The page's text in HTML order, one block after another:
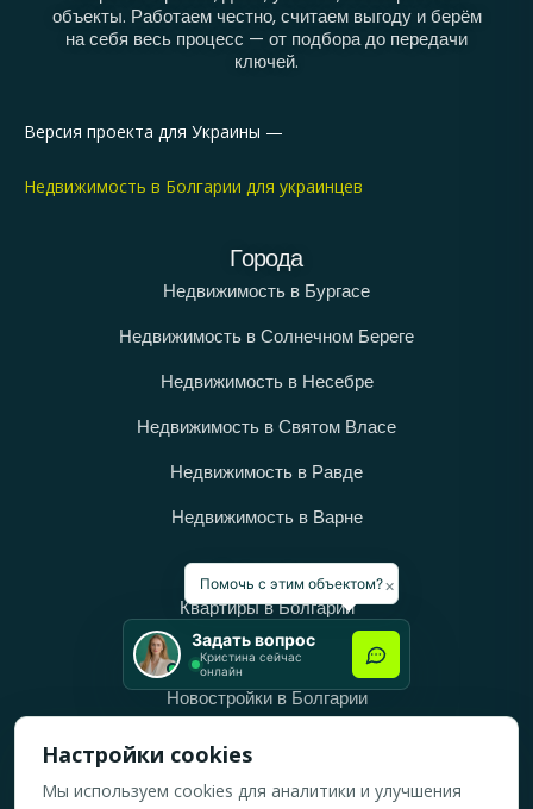
объекты. Работаем честно, считаем выгоду и берём
на себя весь процесс — от подбора до передачи
ключей.
Версия проекта для Украины —
Недвижимость в Болгарии для украинцев
Города
Недвижимость в Бургасе
Недвижимость в Солнечном Береге
Недвижимость в Несебре
Недвижимость в Святом Власе
Недвижимость в Равде
Недвижимость в Варне
Категории
Квартиры в Болгарии
Дома в Болгарии
Новостройки в Болгарии
Вторичное жильё в Болгарии
Рабочее время
×
Помочь с этим объектом?
Задать вопрос
Кристина сейчас
онлайн
Настройки cookies
Мы используем cookies для аналитики и улучшения